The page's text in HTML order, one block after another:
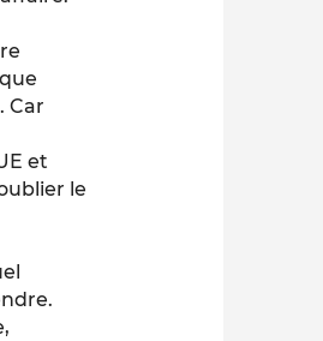
Car
et
le